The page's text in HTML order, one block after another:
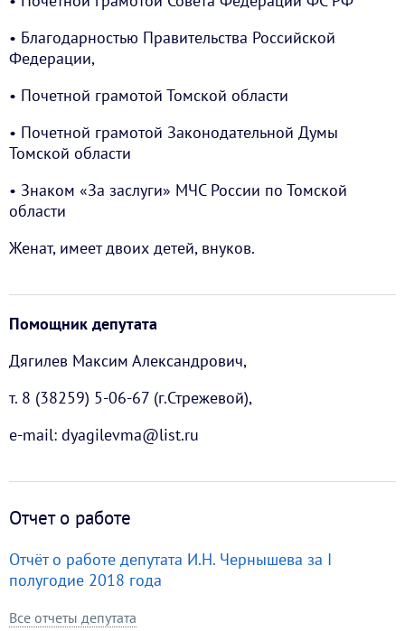
• Благодарностью Правительства Российской
Федерации,
• Почетной грамотой Томской области
• Почетной грамотой Законодательной Думы
Томской области
• Знаком «За заслуги» МЧС России по Томской
области
Женат, имеет двоих детей, внуков.
Помощник депутата
Дягилев Максим Александрович,
т. 8 (38259) 5-06-67 (г.Стрежевой),
e-mail: dyagilevma@list.ru
Отчет о работе
Отчёт о работе депутата И.Н. Чернышева за I
полугодие 2018 года
Все отчеты депутата